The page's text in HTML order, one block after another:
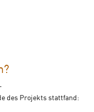
des Projekts stattfand: